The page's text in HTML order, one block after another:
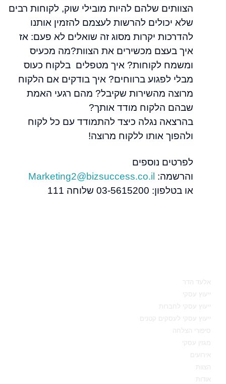
הצוותים שלהם להיות מובילי שוק, לקוחות רבים
שלא יכולים להרשות לעצמם להזמין אותנו
להדרכות יקרות מסוג זה שואלים לא פעם: אז
איך בעצם מכשירים את הצוות?מה מכעיס
ומשמח לקוחות? איך מטפלים בלקוח כעוס
מבלי לפגוע ברווחים? איך בודקים אם הלקוח
מרוצה מהשירות שקיבל? מהם רגעי האמת
שבהם הלקוח מודד אותך?
בהרצאה נגלה כיצד להתמודד עם כל לקוח
ולהפוך אותו ללקוח מרוצה!
לפרטים נוספים
והרשמה: Marketing2@bizsuccess.co.il
או בטלפון: 03-5615200 שלוחה 111
אלעד הדר
ייעוץ עסקי
ייעוץ עסקי לחברות
ייעוץ עסקי לעסקים קטנים
סיפורי הצלחה
מגזין עסקי
אירועים
הצוות
אודות